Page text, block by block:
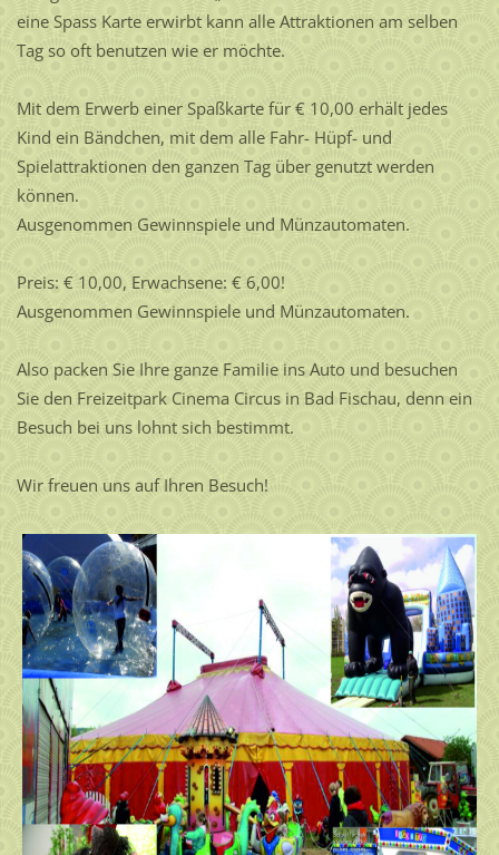
eine Spass Karte erwirbt kann alle Attraktionen am selben
Tag so oft benutzen wie er möchte.
Mit dem Erwerb einer Spaßkarte für € 10,00 erhält jedes
Kind ein Bändchen, mit dem alle Fahr- Hüpf- und
Spielattraktionen den ganzen Tag über genutzt werden
können.
Ausgenommen Gewinnspiele und Münzautomaten.
Preis: € 10,00, Erwachsene: € 6,00!
Ausgenommen Gewinnspiele und Münzautomaten.
Also packen Sie Ihre ganze Familie ins Auto und besuchen
Sie den Freizeitpark Cinema Circus in Bad Fischau, denn ein
Besuch bei uns lohnt sich bestimmt.
Wir freuen uns auf Ihren Besuch!